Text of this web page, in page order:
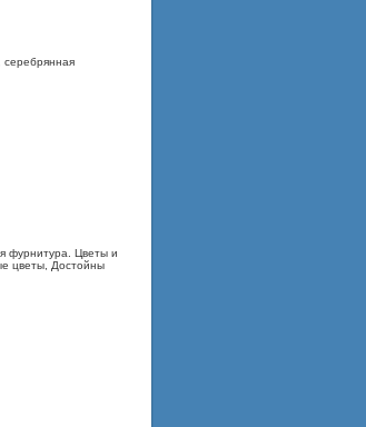
серебрянная
фурнитура. Цветы и
цветы, Достойны